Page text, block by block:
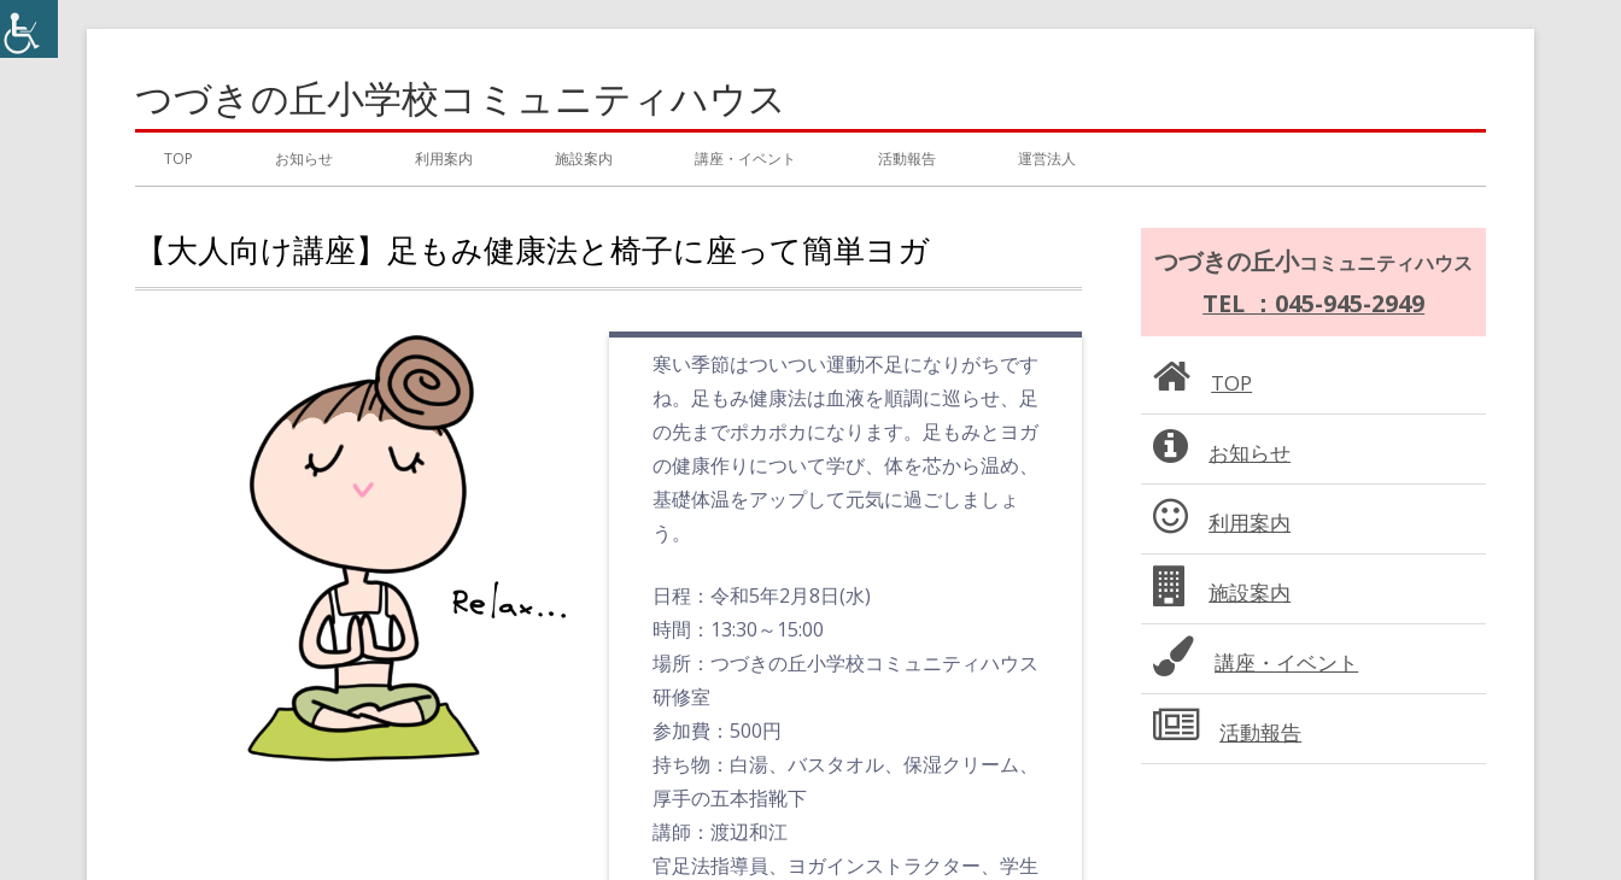
コ
つづきの丘小学校コミュニティハウス
ン
TOP お知らせ 利用案内 施設案内 講座・イベント 活動報告 運営法人
【大人向け講座】足もみ健康法と椅子に座って簡単ヨガ
寒い季節はついつい運動不足になりがちです
ね。足もみ健康法は血液を順調に巡らせ、足
の先までポカポカになります。足もみとヨガ
の健康作りについて学び、体を芯から温め、
基礎体温をアップして元気に過ごしましょ
う。
日程：令和5年2月8日(水)
時間：13:30～15:00
場所：つづきの丘小学校コミュニティハウス
研修室
参加費：500円
持ち物：白湯、バスタオル、保湿クリーム、
厚手の五本指靴下
講師：渡辺和江
官足法指導員、ヨガインストラクター、学生
メ
ン
サ
イ
ド
バ
ー
つづきの丘小コミュニティハウス
TEL ：045-945-2949
TOP
お知らせ
利用案内
施設案内
講座・イベント
活動報告